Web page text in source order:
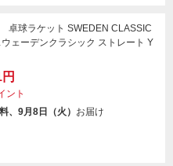
卓球ラケット SWEDEN CLASSIC
ェーデンクラシック ストレート Y
ント
、9月8日（火） お届け